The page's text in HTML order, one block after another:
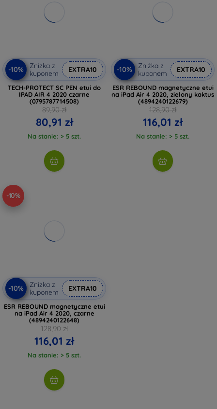
-10%
Zniżka z
kuponem
EXTRA10
TECH-PROTECT SC PEN etui do
IPAD AIR 4 2020 czarne
(0795787714508)
89,90 zł
80,91 zł
Na stanie: > 5 szt.
-10%
Zniżka z
kuponem
EXTRA10
ESR REBOUND magnetyczne etui
na iPad Air 4 2020, zielony kaktus
(4894240122679)
128,90 zł
116,01 zł
Na stanie: > 5 szt.
-10%
-10%
Zniżka z
kuponem
EXTRA10
ESR REBOUND magnetyczne etui
na iPad Air 4 2020, czarne
(4894240122648)
128,90 zł
116,01 zł
Na stanie: > 5 szt.